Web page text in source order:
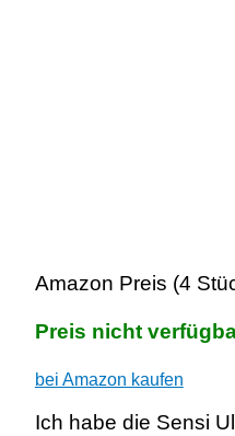
Amazon Preis (4
Preis nicht
bei Amazon kaufen
Ich habe die Sensi